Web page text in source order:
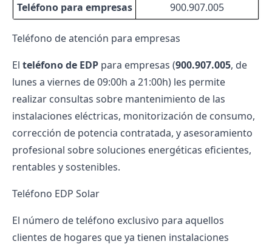
Teléfono para empresas 900.907.005
Teléfono de atención para empresas
El teléfono de EDP para empresas (900.907.005, de
lunes a viernes de 09:00h a 21:00h) les permite
realizar consultas sobre mantenimiento de las
instalaciones eléctricas, monitorización de consumo,
corrección de potencia contratada, y asesoramiento
profesional sobre soluciones energéticas eficientes,
rentables y sostenibles.
Teléfono EDP Solar
El número de teléfono exclusivo para aquellos
clientes de hogares que ya tienen instalaciones